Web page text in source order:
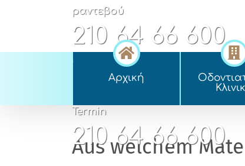
ραντεβού
210 64 66 600
appointment
210 64 66 600
Termin
210 64 66 600
Αρχική
Aus welchem